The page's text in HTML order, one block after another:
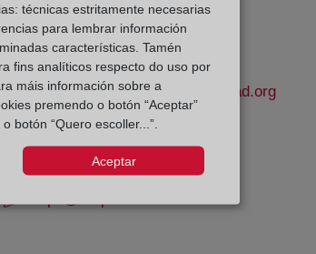
Datos de contacto:
(986) 39 20 67
cangas@registrodelapropiedad.org
Datos del Registrador:
Cayetano Prada González
Delegado de Protección de Datos:
técnicas estritamente necesarias
para lembrar información
características. Tamén
fins analíticos respecto do uso por
máis información sobre a
premendo o botón “Aceptar”
botón “Quero escoller...”.
Aceptar